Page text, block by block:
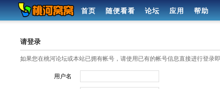
首页 随便看看 论坛 应用 帮助
请登录
如果您在桃河论坛或本站已拥有帐号，请使用已有的帐号信息直接进行登录
用户名